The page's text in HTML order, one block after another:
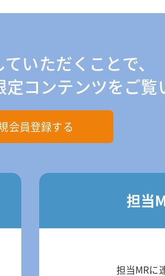
いただくことで、
コンテンツをご覧
会員登録する
担当
担当MRに